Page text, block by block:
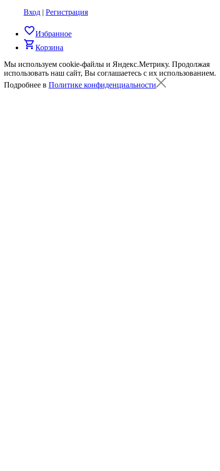
Вход | Регистрация
favorite_borderИзбранное
shopping_cartКорзина
Мы используем cookie-файлы и Яндекс.Метрику. Продолжая
использовать наш сайт, Вы соглашаетесь с их использованием.
Подробнее в Политике конфиденциальности